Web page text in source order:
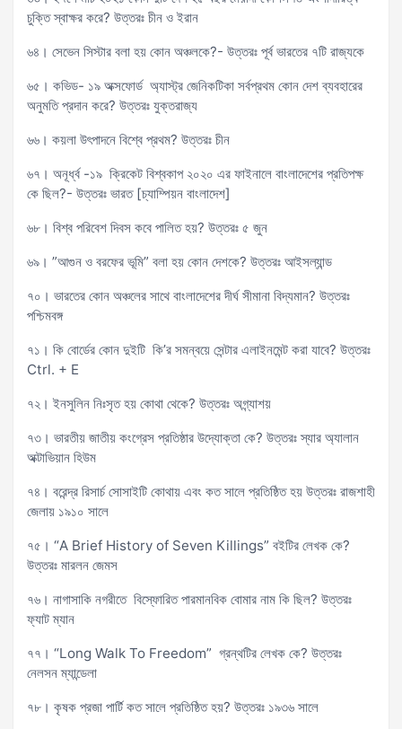
চুক্তি স্বাক্ষর করে? উত্তরঃ চীন ও ইরান
৬৪। সেভেন সিস্টার বলা হয় কোন অঞ্চলকে?- উত্তরঃ পূর্ব ভারতের ৭টি রাজ্যকে
৬৫। কভিড- ১৯ অক্সফোর্ড অ্যাস্ট্র জেনিকটিকা সর্বপ্রথম কোন দেশ ব্যবহারের
অনুমতি প্রদান করে? উত্তরঃ যুক্তরাজ্য
৬৬। কয়লা উৎপাদনে বিশ্বে প্রথম? উত্তরঃ চীন
৬৭। অনূর্ধ্ব -১৯ ক্রিকেট বিশ্বকাপ ২০২০ এর ফাইনালে বাংলাদেশের প্রতিপক্ষ
কে ছিল?- উত্তরঃ ভারত [চ্যাম্পিয়ন বাংলাদেশ]
৬৮। বিশ্ব পরিবেশ দিবস কবে পালিত হয়? উত্তরঃ ৫ জুন
৬৯। ”আগুন ও বরফের ভূমি” বলা হয় কোন দেশকে? উত্তরঃ আইসল্যান্ড
৭০। ভারতের কোন অঞ্চলের সাথে বাংলাদেশের দীর্ঘ সীমানা বিদ্যমান? উত্তরঃ
পশ্চিমবঙ্গ
৭১। কি বোর্ডের কোন দুইটি কি’র সমন্বয়ে সেন্টার এলাইনমেন্ট করা যাবে? উত্তরঃ
Ctrl. + E
৭২। ইনসুলিন নিঃসৃত হয় কোথা থেকে? উত্তরঃ অগ্ন্যাশয়
৭৩। ভারতীয় জাতীয় কংগ্রেস প্রতিষ্ঠার উদ্যোক্তা কে? উত্তরঃ স্যার অ্যালান
অক্টাভিয়ান হিউম
৭৪। বরেন্দ্র রিসার্চ সোসাইটি কোথায় এবং কত সালে প্রতিষ্ঠিত হয় উত্তরঃ রাজশাহী
জেলায় ১৯১০ সালে
৭৫। “A Brief History of Seven Killings” বইটির লেখক কে?
উত্তরঃ মারলন জেমস
৭৬। নাগাসাকি নগরীতে বিস্ফোরিত পারমানবিক বোমার নাম কি ছিল? উত্তরঃ
ফ্যাট ম্যান
৭৭। “Long Walk To Freedom” গ্রন্থটির লেখক কে? উত্তরঃ
নেলসন ম্যান্ডেলা
৭৮। কৃষক প্রজা পার্টি কত সালে প্রতিষ্ঠিত হয়? উত্তরঃ ১৯৩৬ সালে